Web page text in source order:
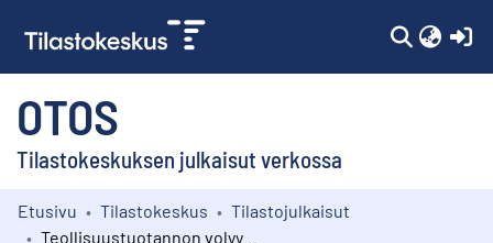
OTOS
Tilastokeskuksen julkaisut verkossa
Kokoelmat
Etusivu Tilastokeskus
Tilastojulkaisut